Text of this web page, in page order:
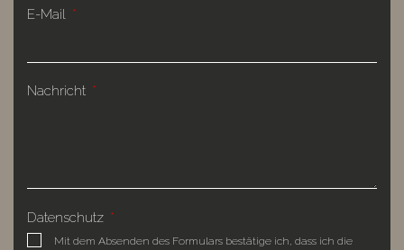
E-Mail
Nachricht
Datenschutz
Mit dem Absenden des Formulars bestätige ich, dass ich die